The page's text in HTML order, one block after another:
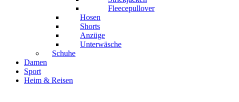
Fleecepullover
Hosen
Shorts
Anzüge
Unterwäsche
Schuhe
Damen
Sport
Heim & Reisen